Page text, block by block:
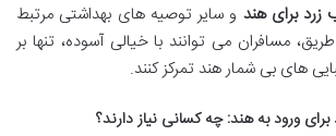
زرد برای هند و سایر توصیه های بهداشتی مرتبط
مسافران می توانند با خیالی آسوده، تنها بر
های بی شمار هند تمرکز کنند.
ورود به هند: چه کسانی نیاز دارند؟